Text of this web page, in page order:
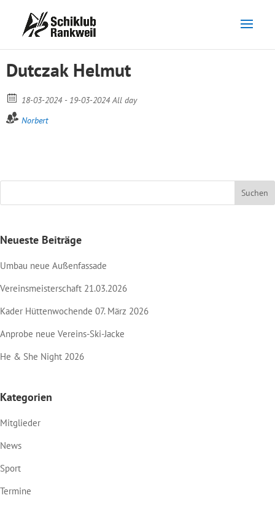
Dutczak Helmut
18-03-2024 - 19-03-2024 All day
Norbert
Neueste Beiträge
Umbau neue Außenfassade
Vereinsmeisterschaft 21.03.2026
Kader Hüttenwochende 07. März 2026
Anprobe neue Vereins-Ski-Jacke
He & She Night 2026
Kategorien
Mitglieder
News
Sport
Termine